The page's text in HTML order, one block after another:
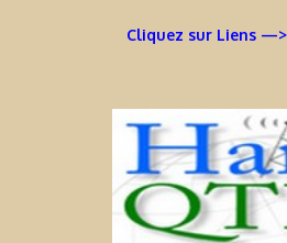
Cliquez sur Liens —>